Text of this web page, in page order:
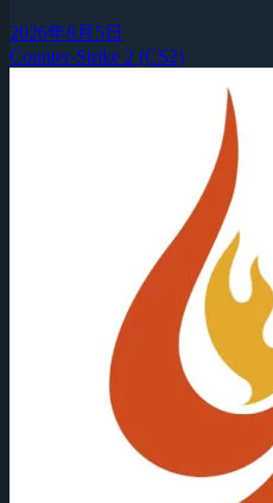
2026年8月5日
Counter-Strike 2 (CS2)